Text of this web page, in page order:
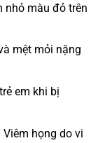
nhỏ màu đỏ trên
mệt mỏi nặng
em khi bị
họng do vi